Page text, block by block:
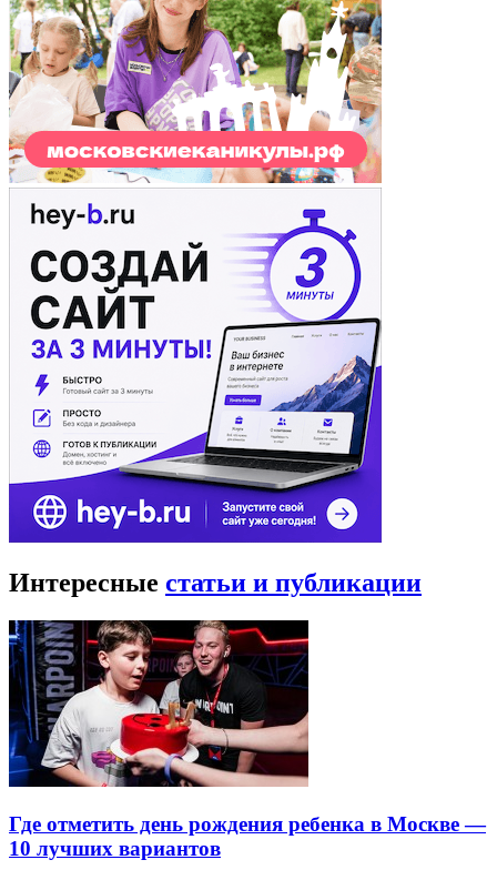
Интересные статьи и публикации
Где отметить день рождения ребенка в Москве —
10 лучших вариантов